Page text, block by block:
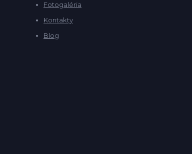
Fotogaléria
Kontakty
Blog